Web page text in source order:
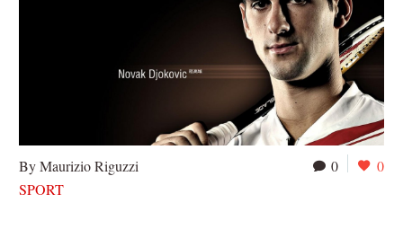
0 0
By Maurizio Riguzzi
SPORT